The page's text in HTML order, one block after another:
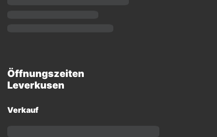
Öffnungszeiten
Leverkusen
Verkauf